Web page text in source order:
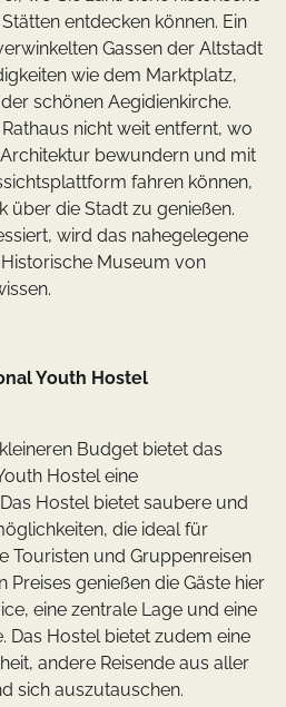
entdecken können. Ein
Gassen der Altstadt
wie dem Marktplatz,
schönen Aegidienkirche.
nicht weit entfernt, wo
bewundern und mit
fahren können,
über die Stadt zu genießen.
wird das nahegelegene
Museum von
Youth Hostel
Budget bietet das
Hostel eine
Hostel bietet saubere und
die ideal für
Touristen und Gruppenreisen
Preises genießen die Gäste hier
eine zentrale Lage und eine
Das Hostel bietet zudem eine
andere Reisende aus aller
sich auszutauschen.